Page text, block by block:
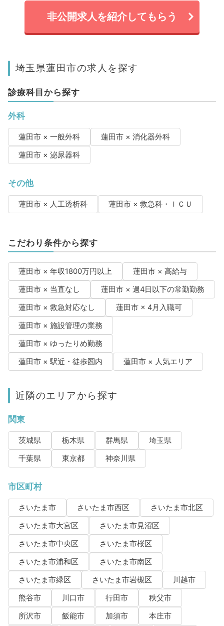
非公開求人を紹介してもらう
埼玉県蓮田市の求人を探す
診療科目から探す
外科
蓮田市 × 一般外科
蓮田市 × 消化器外科
蓮田市 × 泌尿器科
その他
蓮田市 × 人工透析科 蓮田市 × 救急科・ＩＣＵ
こだわり条件から探す
蓮田市 × 年収1800万円以上
蓮田市 × 高給与
蓮田市 × 当直なし
蓮田市 × 週4日以下の常勤勤務
蓮田市 × 救急対応なし
蓮田市 × 4月入職可
蓮田市 × 施設管理の業務
蓮田市 × ゆったりめ勤務
蓮田市 × 駅近・徒歩圏内
蓮田市 × 人気エリア
近隣のエリアから探す
関東
茨城県 栃木県 群馬県
埼玉県
千葉県
東京都 神奈川県
市区町村
さいたま市 さいたま市西区
さいたま市北区
さいたま市大宮区
さいたま市見沼区
さいたま市中央区
さいたま市桜区
さいたま市浦和区
さいたま市南区
さいたま市緑区
さいたま市岩槻区
川越市
熊谷市
川口市 行田市
秩父市
所沢市
飯能市 加須市
本庄市